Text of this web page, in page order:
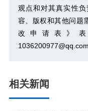
观点和对其真实性
容、版权和其他问题
改申请表》
相关新闻